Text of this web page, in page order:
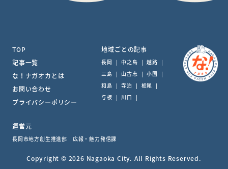
TOP
記事一覧
な！ナガオカとは
お問い合わせ
プライバシーポリシー
地域ごとの記事
長岡 | 中之島 | 越路 |
三島 | 山古志 | 小国
|
和島 | 寺泊 | 栃尾 |
与板 | 川口 |
運営元
長岡市地方創生推進部 広報・魅力発信課
Copyright © 2026 Nagaoka City. All Rights Reserved.